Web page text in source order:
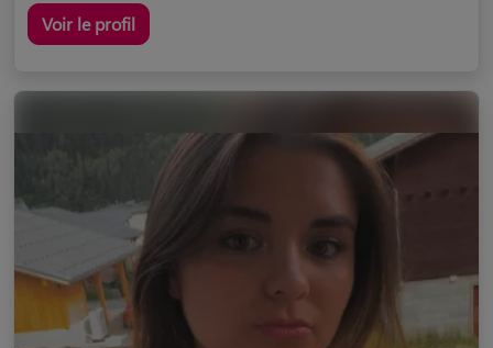
Voir le profil